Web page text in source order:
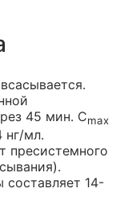
45 мин. Cmax
нг/мл.
пресистемного
14-